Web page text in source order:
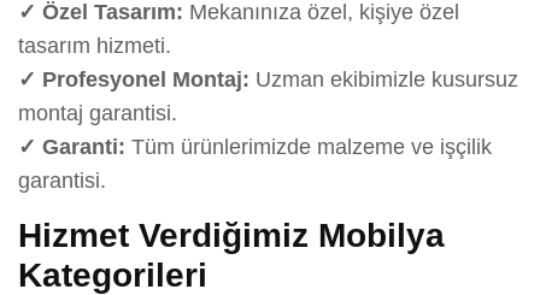
✓ Özel Tasarım: Mekanınıza özel, kişiye özel
tasarım hizmeti.
✓ Profesyonel Montaj: Uzman ekibimizle kusursuz
montaj garantisi.
✓ Garanti: Tüm ürünlerimizde malzeme ve işçilik
garantisi.
Hizmet Verdiğimiz Mobilya
Kategorileri